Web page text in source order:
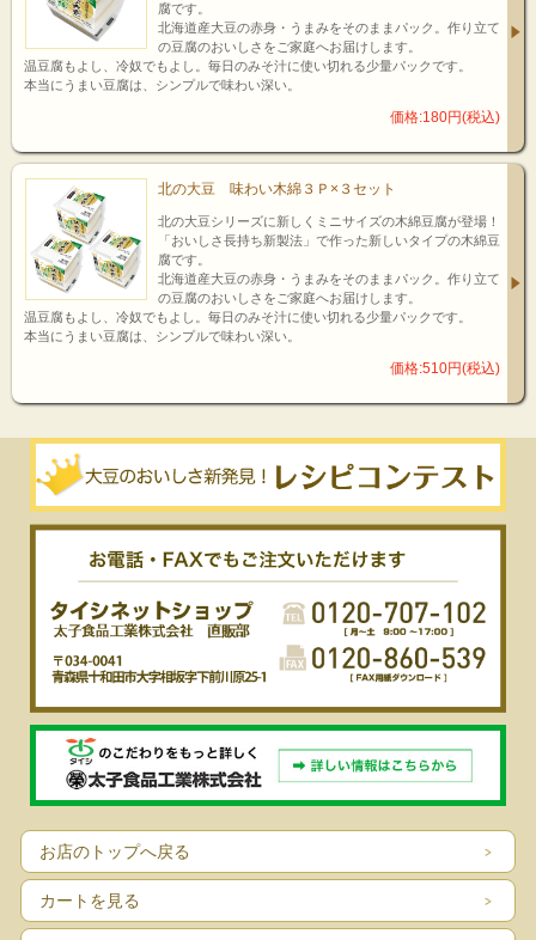
腐です。
北海道産大豆の赤身・うまみをそのままパック。作り立て
の豆腐のおいしさをご家庭へお届けします。
温豆腐もよし、冷奴でもよし。毎日のみそ汁に使い切れる少量パックです。
本当にうまい豆腐は、シンプルで味わい深い。
価格:180円(税込)
北の大豆 味わい木綿３Ｐ×３セット
北の大豆シリーズに新しくミニサイズの木綿豆腐が登場！
「おいしさ長持ち新製法」で作った新しいタイプの木綿豆
腐です。
北海道産大豆の赤身・うまみをそのままパック。作り立て
の豆腐のおいしさをご家庭へお届けします。
温豆腐もよし、冷奴でもよし。毎日のみそ汁に使い切れる少量パックです。
本当にうまい豆腐は、シンプルで味わい深い。
価格:510円(税込)
お店のトップへ戻る
カートを見る